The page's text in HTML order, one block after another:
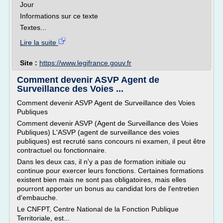
Jour
Informations sur ce texte
Textes...
Lire la suite
Site : https://www.legifrance.gouv.fr
Comment devenir ASVP Agent de
Surveillance des Voies ...
Comment devenir ASVP Agent de Surveillance des Voies
Publiques
Comment devenir ASVP (Agent de Surveillance des Voies
Publiques) L'ASVP (agent de surveillance des voies
publiques) est recruté sans concours ni examen, il peut être
contractuel ou fonctionnaire.
Dans les deux cas, il n'y a pas de formation initiale ou
continue pour exercer leurs fonctions. Certaines formations
existent bien mais ne sont pas obligatoires, mais elles
pourront apporter un bonus au candidat lors de l'entretien
d'embauche.
Le CNFPT, Centre National de la Fonction Publique
Territoriale, est...